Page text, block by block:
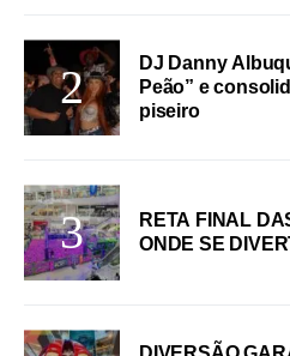
DJ Danny
Peão” e
piseiro
RETA FINAL
ONDE SE